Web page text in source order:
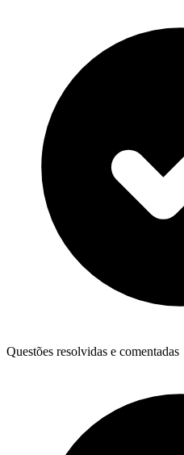
Questões resolvidas e comentadas